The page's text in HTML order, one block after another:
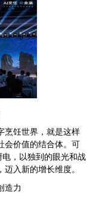
饪世界，就是这样
会价值的结合体。可
，以独到的眼光和战
入新的增长维度。
造力